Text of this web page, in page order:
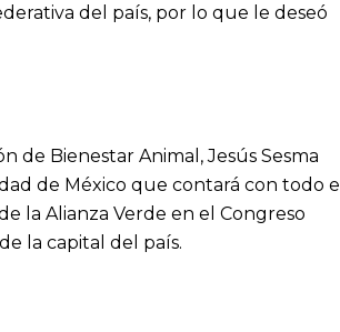
del país, por lo que le deseó
de Bienestar Animal, Jesús Sesma
de México que contará con todo el
la Alianza Verde en el Congreso
la capital del país.